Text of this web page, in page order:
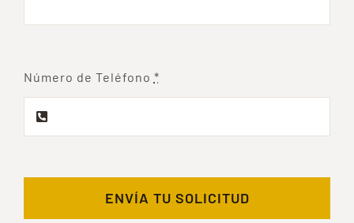
Número de Teléfono *
ENVÍA TU SOLICITUD